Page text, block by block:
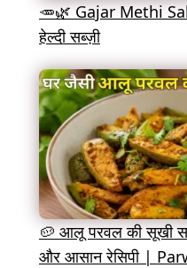
🥕🌿 Gajar Methi
हेल्दी सब्ज़ी
🥔 आलू परवल की सूखी
और आसान रेसिपी |